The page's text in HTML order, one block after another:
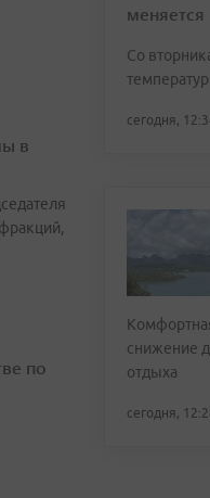
в
по
меняется
Со
температур
сегодня,
снижение
отдыха
сегодня,